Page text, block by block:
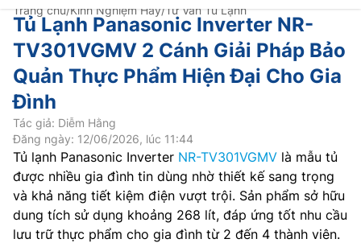
Trang chủ/Kinh Nghiệm Hay/Tư Vấn Tủ Lạnh
Tủ Lạnh Panasonic Inverter NR-
TV301VGMV 2 Cánh Giải Pháp Bảo
Quản Thực Phẩm Hiện Đại Cho Gia
Đình
Tác giả: Diễm Hằng
Đăng ngày: 12/06/2026, lúc 11:44
Tủ lạnh Panasonic Inverter NR-TV301VGMV là mẫu tủ
được nhiều gia đình tin dùng nhờ thiết kế sang trọng
và khả năng tiết kiệm điện vượt trội. Sản phẩm sở hữu
dung tích sử dụng khoảng 268 lít, đáp ứng tốt nhu cầu
lưu trữ thực phẩm cho gia đình từ 2 đến 4 thành viên.